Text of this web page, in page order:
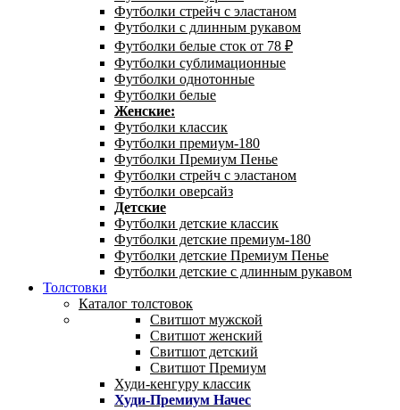
Футболки стрейч с эластаном
Футболки с длинным рукавом
Футболки белые сток от 78 ₽
Футболки сублимационные
Футболки однотонные
Футболки белые
Женские:
Футболки классик
Футболки премиум-180
Футболки Премиум Пенье
Футболки стрейч с эластаном
Футболки оверсайз
Детские
Футболки детские классик
Футболки детские премиум-180
Футболки детские Премиум Пенье
Футболки детские с длинным рукавом
Толстовки
Каталог толстовок
Свитшот мужской
Свитшот женский
Свитшот детский
Свитшот Премиум
Худи-кенгуру классик
Худи-Премиум Начес